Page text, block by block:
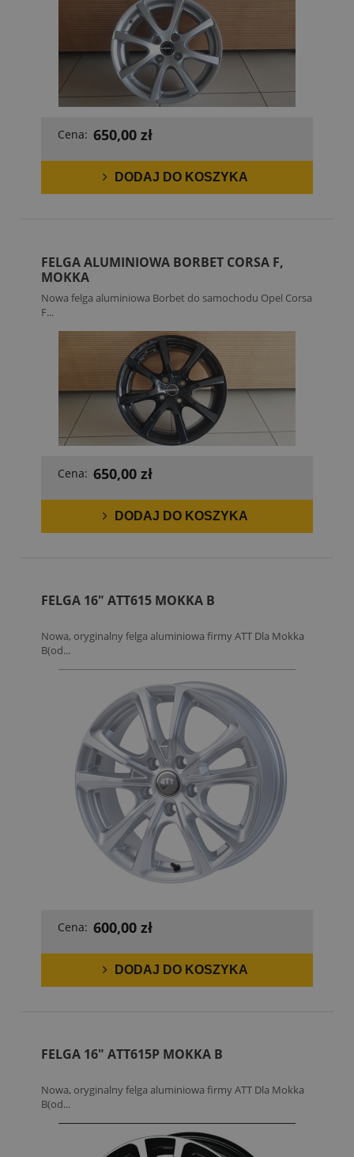
Cena: 650,00 zł
DODAJ DO KOSZYKA
FELGA ALUMINIOWA BORBET CORSA F,
MOKKA
Nowa felga aluminiowa Borbet do samochodu Opel Corsa
F...
Cena: 650,00 zł
DODAJ DO KOSZYKA
FELGA 16" ATT615 MOKKA B
Nowa, oryginalny felga aluminiowa firmy ATT Dla Mokka
B(od...
Cena: 600,00 zł
DODAJ DO KOSZYKA
FELGA 16" ATT615P MOKKA B
Nowa, oryginalny felga aluminiowa firmy ATT Dla Mokka
B(od...